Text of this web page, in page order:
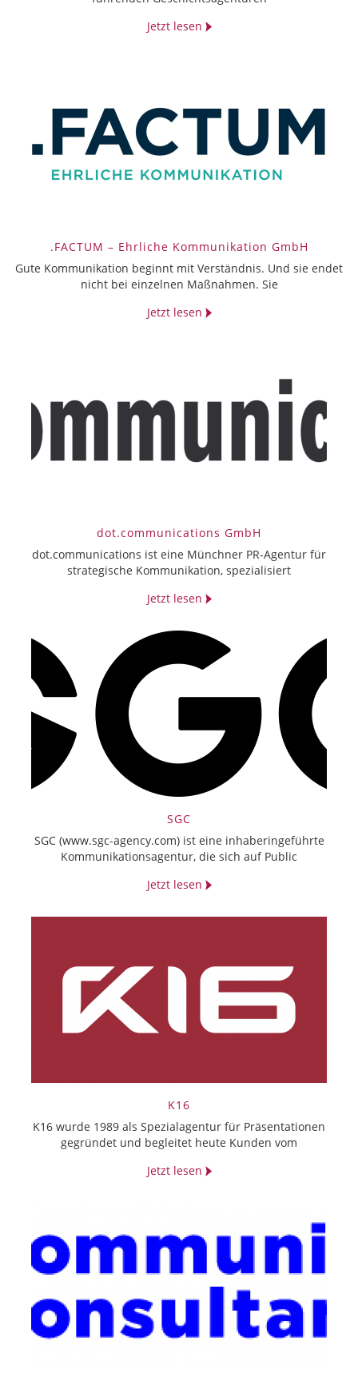
Jetzt lesen
.FACTUM – Ehrliche Kommunikation GmbH
Gute Kommunikation beginnt mit Verständnis. Und sie endet
nicht bei einzelnen Maßnahmen. Sie
Jetzt lesen
dot.communications GmbH
dot.communications ist eine Münchner PR-Agentur für
strategische Kommunikation, spezialisiert
Jetzt lesen
SGC
SGC (www.sgc-agency.com) ist eine inhaberingeführte
Kommunikationsagentur, die sich auf Public
Jetzt lesen
K16
K16 wurde 1989 als Spezialagentur für Präsentationen
gegründet und begleitet heute Kunden vom
Jetzt lesen